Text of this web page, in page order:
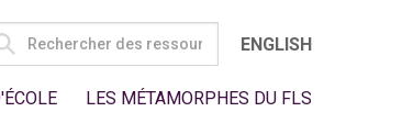
ENGLISH
LES MÉTAMORPHES DU FLS